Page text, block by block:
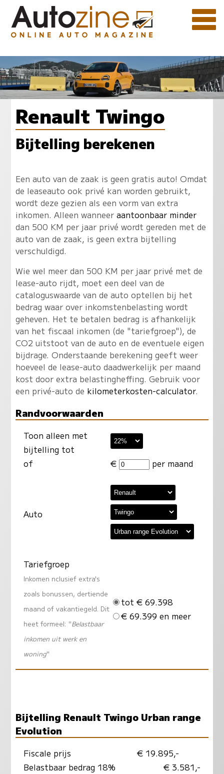
Renault Twingo
Bijtelling berekenen
Een auto van de zaak is geen gratis auto! Omdat
de leaseauto ook privé kan worden gebruikt,
wordt deze gezien als een vorm van extra
inkomen. Alleen wanneer aantoonbaar minder
dan 500 KM per jaar privé wordt gereden met de
auto van de zaak, is geen extra bijtelling
verschuldigd.
Wie wel meer dan 500 KM per jaar privé met de
lease-auto rijdt, moet een deel van de
cataloguswaarde van de auto optellen bij het
bedrag waar over inkomstenbelasting wordt
geheven. Het te betalen bedrag is afhankelijk
van het fiscaal inkomen (de "tariefgroep"), de
CO2 uitstoot van de auto en de eventuele eigen
bijdrage. Onderstaande berekening geeft weer
hoeveel de lease-auto daadwerkelijk per maand
kost door extra belastingheffing. Gebruik voor
een privé-auto de kilometerkosten-calculator.
Randvoorwaarden
Toon alleen met
bijtelling tot
of
€ per maand
Auto
Tariefgroep
Inkomen nclusief extra's
zoals bonussen, dertiende
maand of vakantiegeld. Dit
heet formeel: "Belastbaar
inkomen uit werk en
woning"
tot € 69.398
€ 69.399 en meer
Bijtelling Renault Twingo Urban range
Evolution
Fiscale prijs
€ 19.895,-
Belastbaar bedrag 18%
€ 3.581,-